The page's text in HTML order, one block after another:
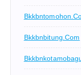
Bkkbnbitung.com